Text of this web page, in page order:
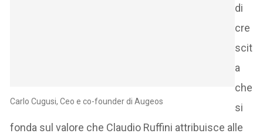
Carlo Cugusi, Ceo e co-founder di Augeos
di
cre
scit
a
che
si
fonda sul valore che Claudio Ruffini attribuisce alle